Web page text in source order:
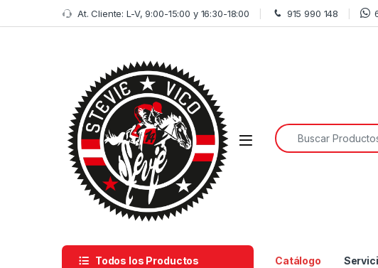
Skip to navigation
Skip to content At. Cliente: L-V, 9:00-15:00 y 16:30-18:00 915 990 148
Open
Search for:
Todos los Productos Catálogo